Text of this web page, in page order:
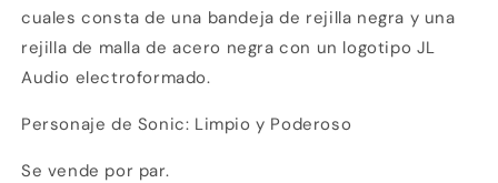
cuales consta de una bandeja de rejilla negra y una
rejilla de malla de acero negra con un logotipo JL
Audio electroformado.
Personaje de Sonic: Limpio y Poderoso
Se vende por par.
Crédito sujeto a aprobación.
¿Tienes dudas? Consulta nuestra
Ayuda.